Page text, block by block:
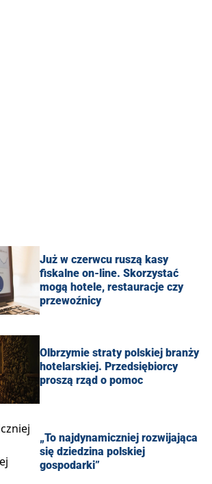
Już w czerwcu ruszą kasy
fiskalne on-line. Skorzystać
mogą hotele, restauracje czy
przewoźnicy
Olbrzymie straty polskiej branży
hotelarskiej. Przedsiębiorcy
proszą rząd o pomoc
„To najdynamiczniej rozwijająca
się dziedzina polskiej
gospodarki”